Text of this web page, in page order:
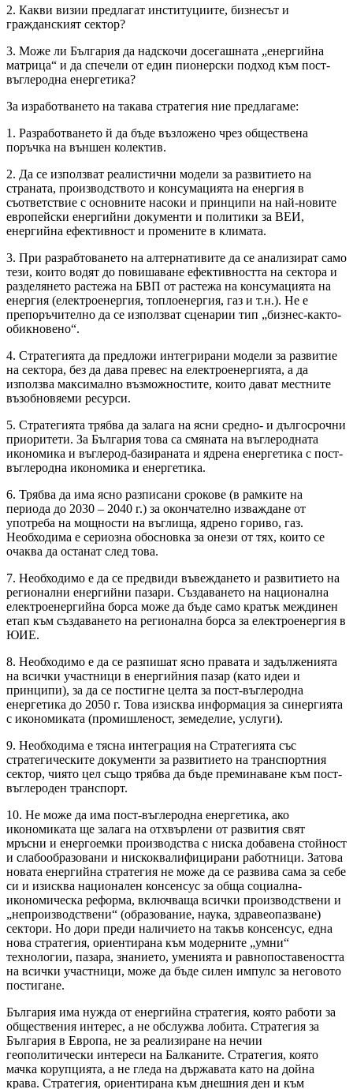
2. Какви визии предлагат институциите, бизнесът и
гражданският сектор?
3. Може ли България да надскочи досегашната „енергийна
матрица“ и да спечели от един пионерски подход към пост-
въглеродна енергетика?
За изработването на такава стратегия ние предлагаме:
1. Разработването й да бъде възложено чрез обществена
поръчка на външен колектив.
2. Да се използват реалистични модели за развитието на
страната, производството и консумацията на енергия в
съответствие с основните насоки и принципи на най-новите
европейски енергийни документи и политики за ВЕИ,
енергийна ефективност и промените в климата.
3. При разрабтоването на алтернативите да се анализират само
тези, които водят до повишаване ефективността на сектора и
разделянето растежа на БВП от растежа на консумацията на
енергия (електроенергия, топлоенергия, газ и т.н.). Не е
препоръчително да се използват сценарии тип „бизнес-както-
обикновено“.
4. Стратегията да предложи интегрирани модели за развитие
на сектора, без да дава превес на електроенергията, а да
използва максимално възможностите, които дават местните
възобновяеми ресурси.
5. Стратегията трябва да залага на ясни средно- и дългосрочни
приоритети. За България това са смяната на въглеродната
икономика и въглерод-базираната и ядрена енергетика с пост-
въглеродна икономика и енергетика.
6. Трябва да има ясно разписани срокове (в рамките на
периода до 2030 – 2040 г.) за окончателно изваждане от
употреба на мощности на въглища, ядрено гориво, газ.
Необходима е сериозна обосновка за онези от тях, които се
очаква да останат след това.
7. Необходимо е да се предвиди въвеждането и развитието на
регионални енергийни пазари. Създаването на национална
електроенергийна борса може да бъде само кратък междинен
етап към създаването на регионална борса за електроенергия в
ЮИЕ.
8. Необходимо е да се разпишат ясно правата и задълженията
на всички участници в енергийния пазар (като идеи и
принципи), за да се постигне целта за пост-въглеродна
енергетика до 2050 г. Това изисква информация за синергията
с икономиката (промишленост, земеделие, услуги).
9. Необходима е тясна интеграция на Стратегията със
стратегическите документи за развитието на транспортния
сектор, чиято цел също трябва да бъде преминаване към пост-
въглероден транспорт.
10. Не може да има пост-въглеродна енергетика, ако
икономиката ще залага на отхвърлени от развития свят
мръсни и енергоемки производства с ниска добавена стойност
и слабообразовани и нискоквалифицирани работници. Затова
новата енергийна стратегия не може да се развива сама за себе
си и изисква национален консенсус за обща социална-
икономическа реформа, включваща всички производствени и
„непроизводствени“ (образование, наука, здравеопазване)
сектори. Но дори преди наличието на такъв консенсус, една
нова стратегия, ориентирана към модерните „умни“
технологии, пазара, знанието, уменията и равнопоставеността
на всички участници, може да бъде силен импулс за неговото
постигане.
България има нужда от енергийна стратегия, която работи за
обществения интерес, а не обслужва лобита. Стратегия за
България в Европа, не за реализиране на нечии
геополитически интереси на Балканите. Стратегия, която
мачка корупцията, а не гледа на държавата като на дойна
крава. Стратегия, ориентирана към днешния ден и към